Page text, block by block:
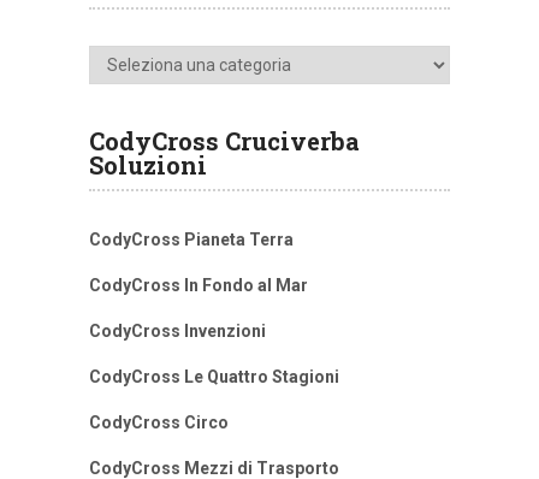
Categorie
CodyCross Cruciverba
Soluzioni
CodyCross Pianeta Terra
CodyCross In Fondo al Mar
CodyCross Invenzioni
CodyCross Le Quattro Stagioni
CodyCross Circo
CodyCross Mezzi di Trasporto